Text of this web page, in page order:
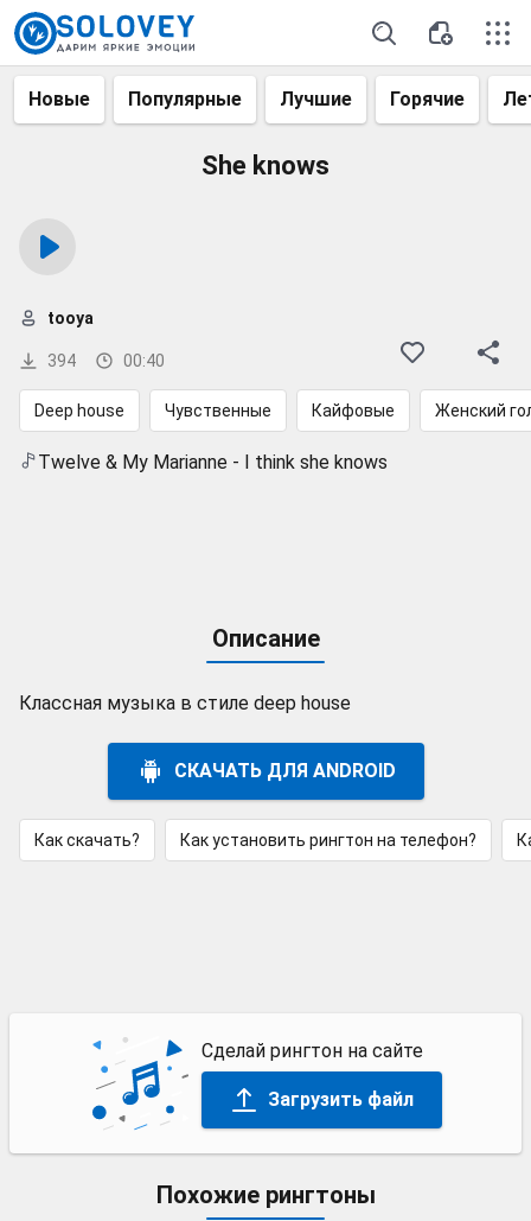
Новые Популярные Лучшие Горячие
She knows
394 00:40
tooya
Deep house Чувственные Кайфовые Женский
Twelve & My Marianne - I think she knows
Описание
Классная музыка в стиле deep house
СКАЧАТЬ ДЛЯ ANDROID
Как скачать? Как установить рингтон на телефон?
Сделай рингтон на сайте
Загрузить файл
Похожие рингтоны